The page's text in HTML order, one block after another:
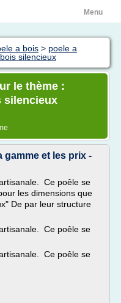
Menu
a bois > poele a
silencieux
le thème :
silencieux
gamme et les prix -
Ce poêle se
les dimensions que
De par leur structure
Ce poêle se
Ce poêle se